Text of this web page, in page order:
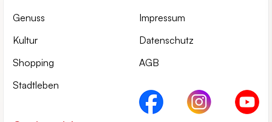
Genuss
Kultur
Shopping
Stadtleben
Impressum
Datenschutz
AGB